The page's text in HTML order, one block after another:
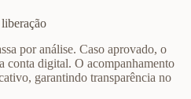
por análise. Caso aprovado, o
conta digital. O acompanhamento
garantindo transparência no